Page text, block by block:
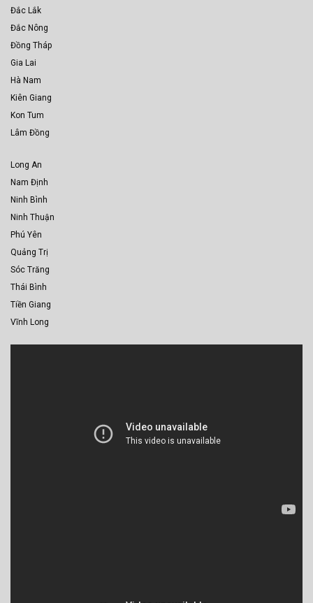
Đắc Lắk
Đắc Nông
Đồng Tháp
Gia Lai
Hà Nam
Kiên Giang
Kon Tum
Lâm Đồng
Long An
Nam Định
Ninh Bình
Ninh Thuận
Phú Yên
Quảng Trị
Sóc Trăng
Thái Bình
Tiền Giang
Vĩnh Long